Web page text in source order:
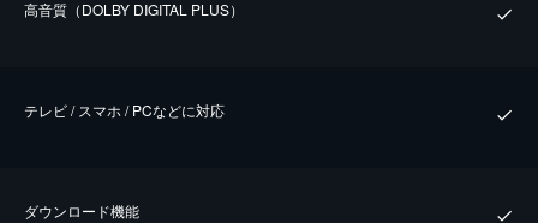
⾼⾳質（DOLBY DIGITAL PLUS）
テレビ / スマホ / PCなどに対応
ダウンロード機能